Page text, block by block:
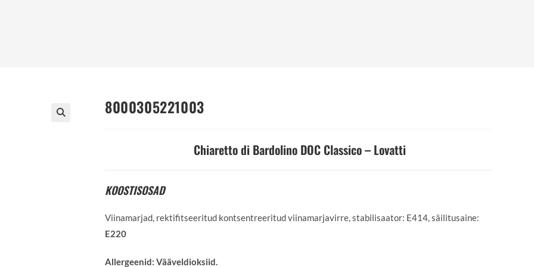
8000305221003
Chiaretto di Bardolino DOC Classico – Lovatti
KOOSTISOSAD
Viinamarjad, rektifitseeritud kontsentreeritud viinamarjavirre, stabilisaator: E414, säilitusaine:
E220
Allergeenid: Vääveldioksiid.